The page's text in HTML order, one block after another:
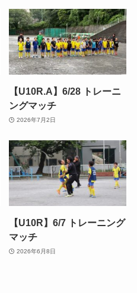
【U10R.A】6/28 トレーニ
ングマッチ
2026年7月2日
【U10R】6/7 トレーニング
マッチ
2026年6月8日